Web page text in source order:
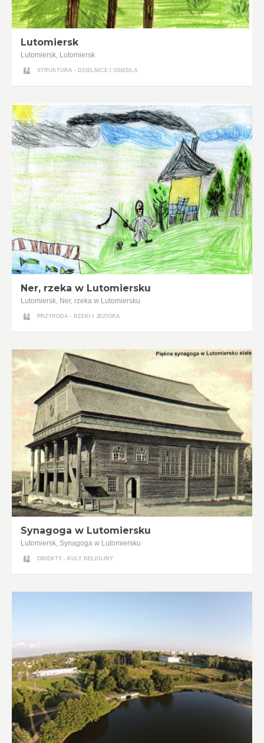
Lutomiersk
Lutomiersk, Lutomiersk
STRUKTURA - DZIELNICE I OSIEDLA
Ner, rzeka w Lutomiersku
Lutomiersk, Ner, rzeka w Lutomiersku
PRZYRODA - RZEKI I JEZIORA
Synagoga w Lutomiersku
Lutomiersk, Synagoga w Lutomiersku
OBIEKTY - KULT RELIGIJNY